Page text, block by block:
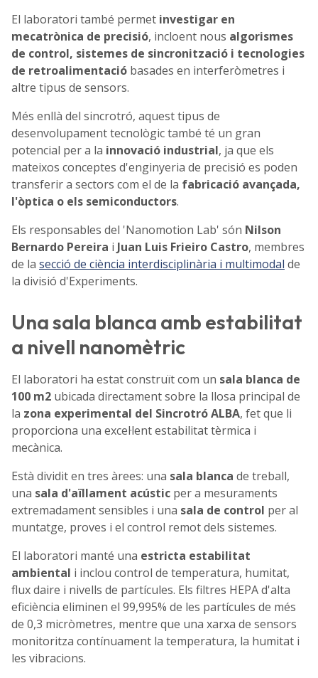
El laboratori també permet investigar en
mecatrònica de precisió, incloent nous algorismes
de control, sistemes de sincronització i tecnologies
de retroalimentació basades en interferòmetres i
altre tipus de sensors.
Més enllà del sincrotró, aquest tipus de
desenvolupament tecnològic també té un gran
potencial per a la innovació industrial, ja que els
mateixos conceptes d'enginyeria de precisió es poden
transferir a sectors com el de la fabricació avançada,
l'òptica o els semiconductors.
Els responsables del 'Nanomotion Lab' són Nilson
Bernardo Pereira i Juan Luis Frieiro Castro, membres
de la secció de ciència interdisciplinària i multimodal de
la divisió d'Experiments.
Una sala blanca amb estabilitat
a nivell nanomètric
El laboratori ha estat construït com un sala blanca de
100 m2 ubicada directament sobre la llosa principal de
la zona experimental del Sincrotró ALBA, fet que li
proporciona una excel·lent estabilitat tèrmica i
mecànica.
Està dividit en tres àrees: una sala blanca de treball,
una sala d'aïllament acústic per a mesuraments
extremadament sensibles i una sala de control per al
muntatge, proves i el control remot dels sistemes.
El laboratori manté una estricta estabilitat
ambiental i inclou control de temperatura, humitat,
flux daire i nivells de partícules. Els filtres HEPA d'alta
eficiència eliminen el 99,995% de les partícules de més
de 0,3 micròmetres, mentre que una xarxa de sensors
monitoritza contínuament la temperatura, la humitat i
les vibracions.